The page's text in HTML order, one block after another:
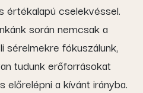
cselekvéssel.
során nemcsak a
sérelmekre fókuszálunk,
tudunk erőforrásokat
előrelépni a kívánt irányba.